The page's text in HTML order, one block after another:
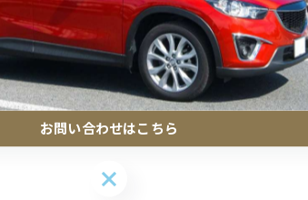
お問い合わせはこちら
お問い合わせはこちら